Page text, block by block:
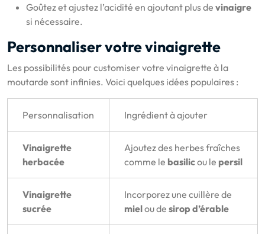
Goûtez et ajustez l’acidité en ajoutant plus de vinaigre
si nécessaire.
Personnaliser votre vinaigrette
Les possibilités pour customiser votre vinaigrette à la
moutarde sont infinies. Voici quelques idées populaires :
Personnalisation Ingrédient à ajouter
Vinaigrette
herbacée
Ajoutez des herbes fraîches
comme le basilicou le persil
Vinaigrette
sucrée
Incorporez une cuillère de
mielou de sirop d’érable